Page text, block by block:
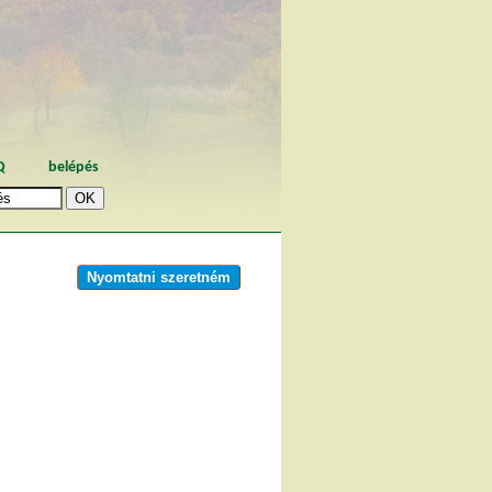
belépés
Nyomtatni szeretném